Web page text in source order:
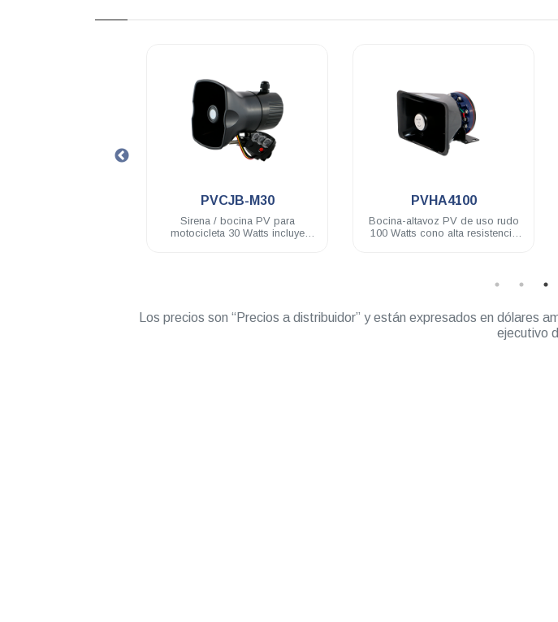
Sirena / bocina PV para
motocicleta 30 Watts incluye
Bocina-altavoz PV de uso rudo
100 Watts cono alta resistencia
Controlador para
Los precios son “Precios a distribuidor” y están expresados en dólares
ejecutivo